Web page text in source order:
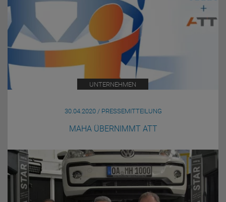
UNTERNEHMEN
30.04.2020 / PRESSEMITTEILUNG
MAHA ÜBERNIMMT ATT